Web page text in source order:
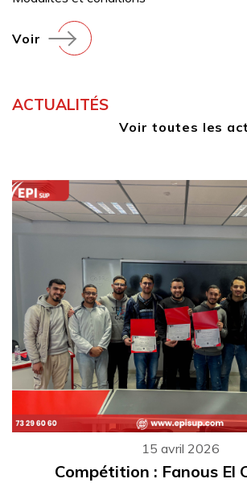
Voir
ACTUALITÉS
Voir toutes les
15 avril 2026
Compétition : Fanous El